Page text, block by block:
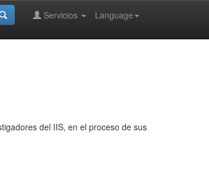
Language
Servicios
del IIS, en el proceso de sus